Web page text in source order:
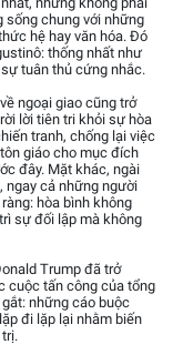
sống chung với những
hệ hay văn hóa. Đó
thống nhất như
tuân thủ cứng nhắc.
ngoại giao cũng trở
lời tiên tri khỏi sự hòa
tranh, chống lại việc
giáo cho mục đích
đây. Mặt khác, ngài
ngay cả những người
hòa bình không
sự đối lập mà không
Trump đã trở
cuộc tấn công của tổng
những cáo buộc
đi lặp lại nhằm biến